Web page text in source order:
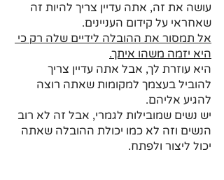
עושה את זה, אתה עדיין צריך להיות זה
שאחראי על קידום העניינים.
אל תמסור את ההובלה לידיים שלה רק כי
היא יזמה משהו איתך.
היא עוזרת לך, אבל אתה עדיין צריך
להוביל בעצמך למקומות שאתה רוצה
להגיע אליהם.
יש נשים שמובילות לגמרי, אבל זה לא רוב
הנשים וזה לא כמו יכולת ההובלה שאתה
יכול ליצור ולפתח.